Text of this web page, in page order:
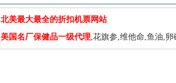
北美最大最全的折扣机票网站
美国名厂保健品一级代理,花旗参,维他命,鱼油,卵